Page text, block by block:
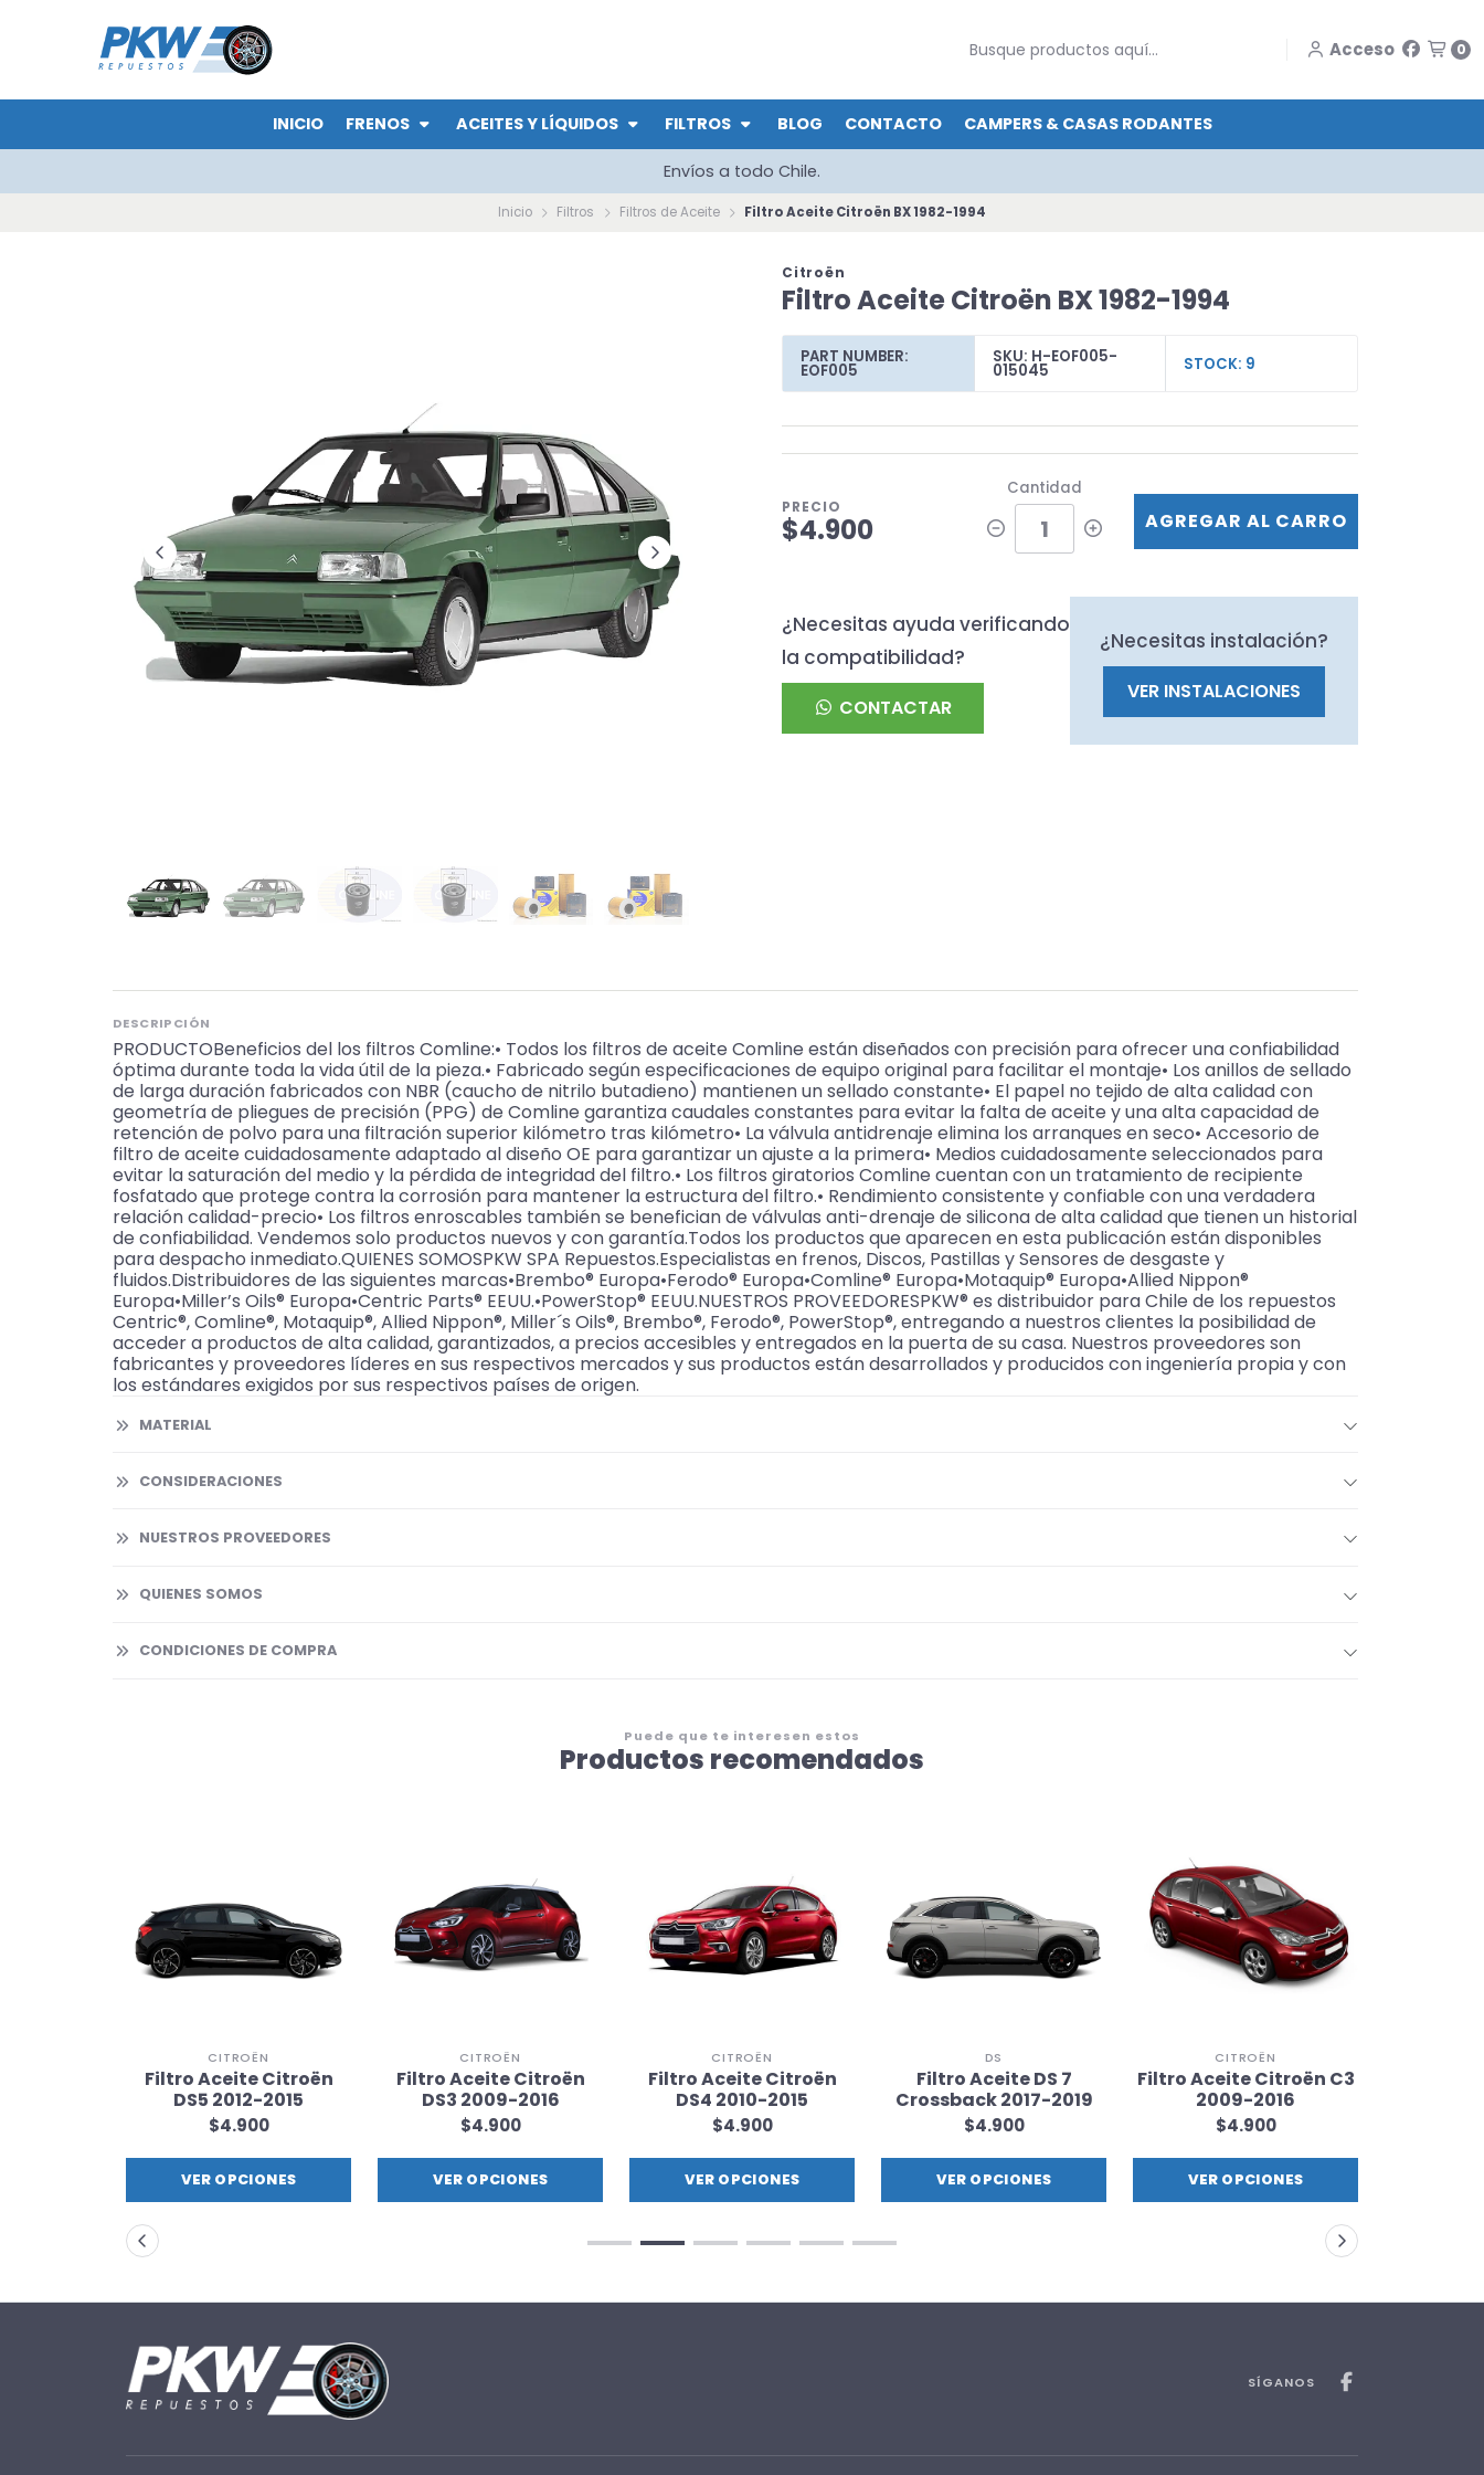
Acceso 0
INICIO FRENOS ACEITES Y LÍQUIDOS FILTROS BLOG CONTACTO CAMPERS & CASAS RODANTES
Envíos a todo Chile.
Inicio Filtros Filtros de Aceite Filtro Aceite Citroën BX 1982-1994
Citroën
Filtro Aceite Citroën BX 1982-1994
PART NUMBER:
EOF005
SKU: H-EOF005-
015045 STOCK: 9
PRECIO
$4.900
Cantidad
AGREGAR AL CARRO
¿Necesitas ayuda verificando
la compatibilidad?
CONTACTAR
¿Necesitas instalación?
VER INSTALACIONES
DESCRIPCIÓN
PRODUCTOBeneficios del los filtros Comline:• Todos los filtros de aceite Comline están diseñados con precisión para ofrecer una confiabilidad
óptima durante toda la vida útil de la pieza.• Fabricado según especificaciones de equipo original para facilitar el montaje• Los anillos de sellado
de larga duración fabricados con NBR (caucho de nitrilo butadieno) mantienen un sellado constante• El papel no tejido de alta calidad con
geometría de pliegues de precisión (PPG) de Comline garantiza caudales constantes para evitar la falta de aceite y una alta capacidad de
retención de polvo para una filtración superior kilómetro tras kilómetro• La válvula antidrenaje elimina los arranques en seco• Accesorio de
filtro de aceite cuidadosamente adaptado al diseño OE para garantizar un ajuste a la primera• Medios cuidadosamente seleccionados para
evitar la saturación del medio y la pérdida de integridad del filtro.• Los filtros giratorios Comline cuentan con un tratamiento de recipiente
fosfatado que protege contra la corrosión para mantener la estructura del filtro.• Rendimiento consistente y confiable con una verdadera
relación calidad-precio• Los filtros enroscables también se benefician de válvulas anti-drenaje de silicona de alta calidad que tienen un historial
de confiabilidad. Vendemos solo productos nuevos y con garantía.Todos los productos que aparecen en esta publicación están disponibles
para despacho inmediato.QUIENES SOMOSPKW SPA Repuestos.Especialistas en frenos, Discos, Pastillas y Sensores de desgaste y
fluidos.Distribuidores de las siguientes marcas•Brembo® Europa•Ferodo® Europa•Comline® Europa•Motaquip® Europa•Allied Nippon®
Europa•Miller’s Oils® Europa•Centric Parts® EEUU.•PowerStop® EEUU.NUESTROS PROVEEDORESPKW® es distribuidor para Chile de los repuestos
Centric®, Comline®, Motaquip®, Allied Nippon®, Miller´s Oils®, Brembo®, Ferodo®, PowerStop®, entregando a nuestros clientes la posibilidad de
acceder a productos de alta calidad, garantizados, a precios accesibles y entregados en la puerta de su casa. Nuestros proveedores son
fabricantes y proveedores líderes en sus respectivos mercados y sus productos están desarrollados y producidos con ingeniería propia y con
los estándares exigidos por sus respectivos países de origen.
MATERIAL
CONSIDERACIONES
NUESTROS PROVEEDORES
QUIENES SOMOS
CONDICIONES DE COMPRA
Puede que te interesen estos
Productos recomendados
CITROËN
Filtro Aceite Citroën
DS5 2012-2015
$4.900
VER OPCIONES
CITROËN
Filtro Aceite Citroën
DS3 2009-2016
$4.900
VER OPCIONES
CITROËN
Filtro Aceite Citroën
DS4 2010-2015
$4.900
VER OPCIONES
DS
Filtro Aceite DS 7
Crossback 2017-2019
$4.900
VER OPCIONES
CITROËN
Filtro Aceite Citroën C3
2009-2016
$4.900
VER OPCIONES
SÍGANOS